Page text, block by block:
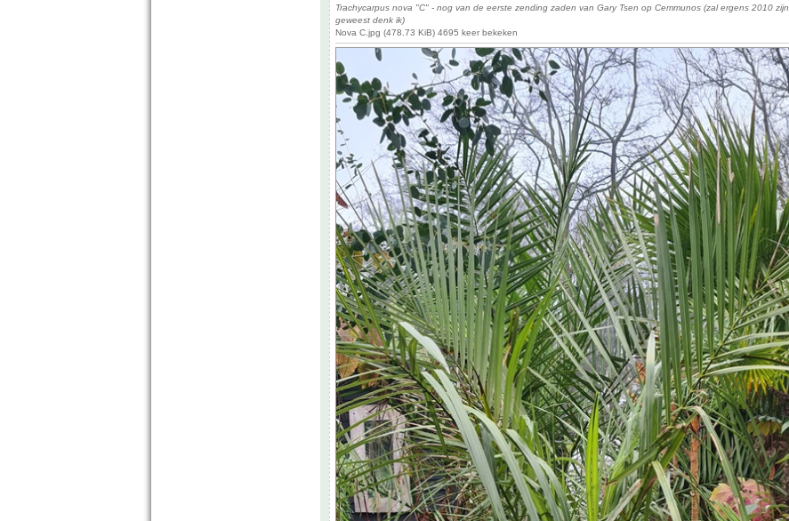
Trachycarpus nova "C" - nog van de eerste zending zaden van Gary Tsen op Cemmunos (zal ergens 2010 zijn
geweest denk ik)
Nova C.jpg (478.73 KiB) 4695 keer bekeken